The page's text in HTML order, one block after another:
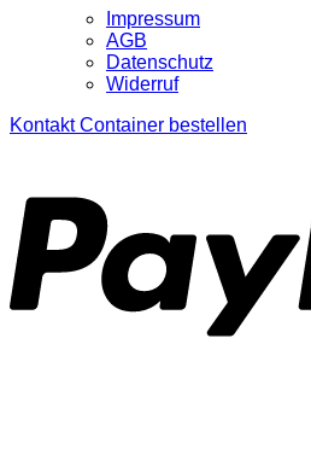
Impressum
AGB
Datenschutz
Widerruf
Kontakt Container bestellen